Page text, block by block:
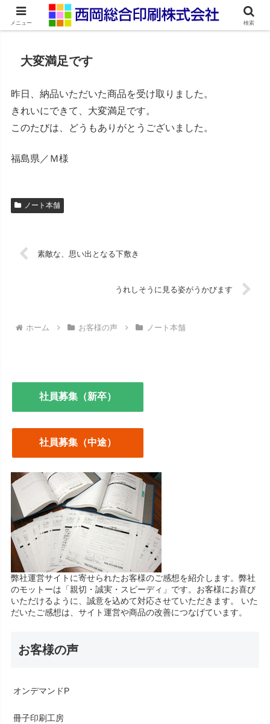
ネット印刷通販・オンデマンド印刷
大変満足です
昨日、納品いただいた商品を受け取りました。
きれいにできて、大変満足です。
このたびは、どうもありがとうございました。
福島県／Ｍ様
ノート本舗
素敵な、思い出となる下敷き
うれしそうに見る姿がうかびます
ホーム お客様の声 ノート本舗
社員募集（新卒）
社員募集（中途）
弊社運営サイトに寄せられたお客様のご感想を紹介します。弊社
のモットーは「親切・誠実・スピーディ」です。お客様にお喜び
いただけるように、誠意を込めて対応させていただきます。 いた
だいたご感想は、サイト運営や商品の改善につなげています。
お客様の声
オンデマンドP
冊子印刷工房
メニュー 検索